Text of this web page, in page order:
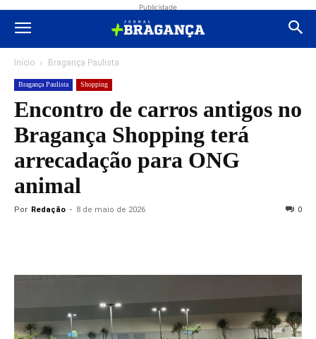
Publicidade
Início Bragança Paulista
Bragança Paulista Shopping
Encontro de carros antigos no
Bragança Shopping terá
arrecadação para ONG
animal
Por Redação - 8 de maio de 2026 0